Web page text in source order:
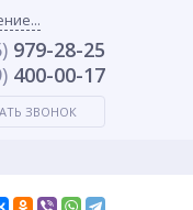
979-28-25
400-00-17
ЗВОНОК